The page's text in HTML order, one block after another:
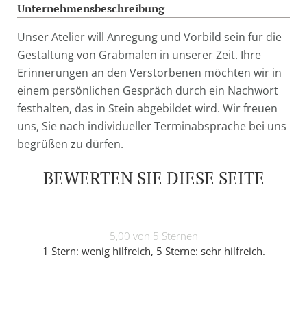
Unternehmensbeschreibung
Unser Atelier will Anregung und Vorbild sein für die
Gestaltung von Grabmalen in unserer Zeit. Ihre
Erinnerungen an den Verstorbenen möchten wir in
einem persönlichen Gespräch durch ein Nachwort
festhalten, das in Stein abgebildet wird. Wir freuen
uns, Sie nach individueller Terminabsprache bei uns
begrüßen zu dürfen.
BEWERTEN SIE DIESE SEITE
5,00 von 5 Sternen
1 Stern: wenig hilfreich, 5 Sterne: sehr hilfreich.